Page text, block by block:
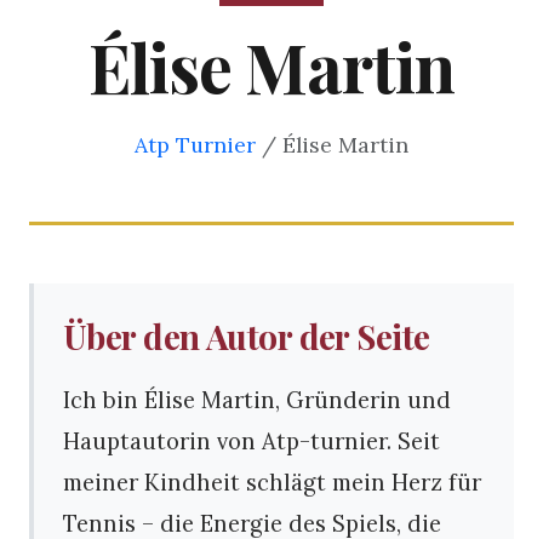
Élise Martin
Atp Turnier / Élise Martin
Über den Autor der Seite
Ich bin Élise Martin, Gründerin und
Hauptautorin von Atp-turnier. Seit
meiner Kindheit schlägt mein Herz für
Tennis – die Energie des Spiels, die